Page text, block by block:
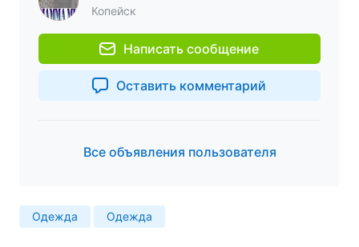
Копейск
Написать сообщение
Оставить комментарий
Все объявления пользователя
Одежда Одежда